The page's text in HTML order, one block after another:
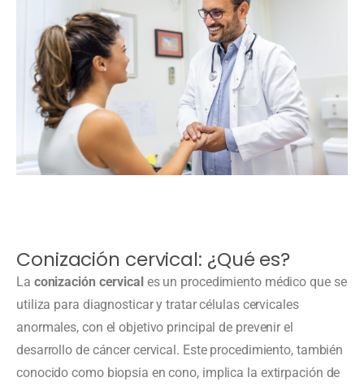
Conización cervical: ¿Qué es?
La conización cervicales un procedimiento médico que se
utiliza para diagnosticar y tratar células cervicales
anormales, con el objetivo principal de prevenir el
desarrollo de cáncer cervical. Este procedimiento, también
conocido como biopsia en cono, implica la extirpación de